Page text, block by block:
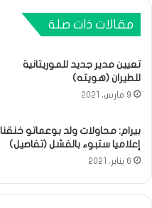
مقالات ذات صلة
تعيين مدير جديد للموريتانية
للطيران (هويته)
9 مارس، 2021
بيرام: محاولات ولد بوعماتو خنقنا
إعلاميا ستبوء بالفشل (تفاصيل)
6 يناير، 2021